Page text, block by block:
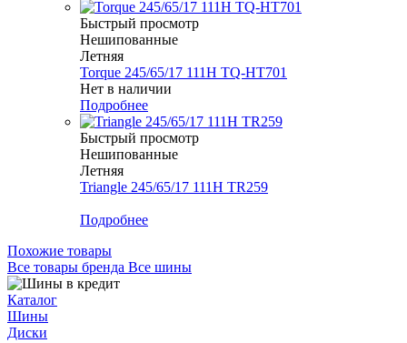
Быстрый просмотр
Нешипованные
Летняя
Torque 245/65/17 111H TQ-HT701
Нет в наличии
Подробнее
Быстрый просмотр
Нешипованные
Летняя
Triangle 245/65/17 111H TR259
Подробнее
Похожие товары
Все товары бренда Все шины
Каталог
Шины
Диски